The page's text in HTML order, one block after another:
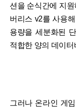
션을 순식간에 지
버리스 v2를 사용
용량을 세분화된
적합한 양의 데이
그러나 온라인 게